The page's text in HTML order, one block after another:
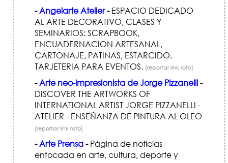
-Angelarte Atelier-ESPACIO DEDICADO
AL ARTE DECORATIVO, CLASES Y
SEMINARIOS: SCRAPBOOK,
ENCUADERNACION ARTESANAL,
CARTONAJE, PATINAS, ESTARCIDO.
TARJETERIA PARA EVENTOS. [reportar link roto]
-Arte neo-impresionista de Jorge Pizzanelli-
DISCOVER THE ARTWORKS OF
INTERNATIONAL ARTIST JORGE PIZZANELLI -
ATELIER - ENSEÑANZA DE PINTURA AL OLEO
[reportar link roto]
-Arte Prensa-Página de noticias
enfocada en arte, cultura, deporte y